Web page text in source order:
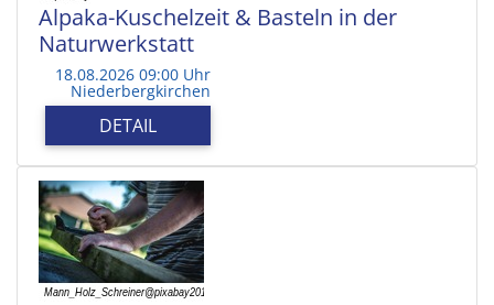
Alpaka-Kuschelzeit & Basteln in der
Naturwerkstatt
18.08.2026 09:00 Uhr
Niederbergkirchen
DETAIL